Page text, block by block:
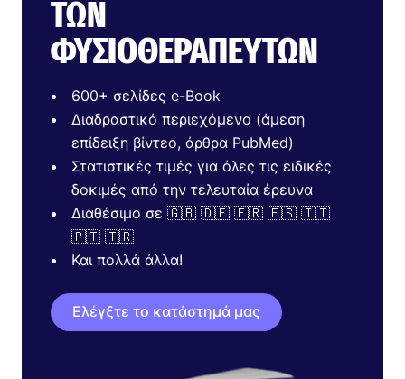
ΤΩΝ
ΦΥΣΙΟΘΕΡΑΠΕΥΤΏΝ
600+ σελίδες e-Book
Διαδραστικό περιεχόμενο (άμεση
επίδειξη βίντεο, άρθρα PubMed)
Στατιστικές τιμές για όλες τις ειδικές
δοκιμές από την τελευταία έρευνα
Διαθέσιμο σε 🇬🇧 🇩🇪 🇫🇷 🇪🇸 🇮🇹
🇵🇹 🇹🇷
Και πολλά άλλα!
Ελέγξτε το κατάστημά μας